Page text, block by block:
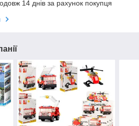
14 днів за рахунок покупця